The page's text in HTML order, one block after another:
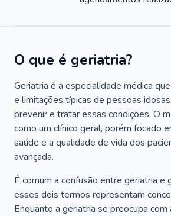
O que é geriatria?
Geriatria é a especialidade médica
e limitações típicas de pessoas
prevenir e tratar essas condições. O
como um clínico geral, porém focado
saúde e a qualidade de vida dos
avançada.
É comum a confusão entre geriatria e
esses dois termos representam
Enquanto a geriatria se preocupa com